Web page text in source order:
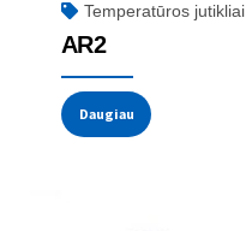
Temperatūros jutikliai
AR2
Daugiau